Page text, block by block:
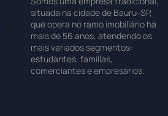
situada na cidade de Bauru-SP,
que opera no ramo imobiliário há
mais de 56 anos, atendendo os
mais variados segmentos:
estudantes, famílias,
comerciantes e empresários.